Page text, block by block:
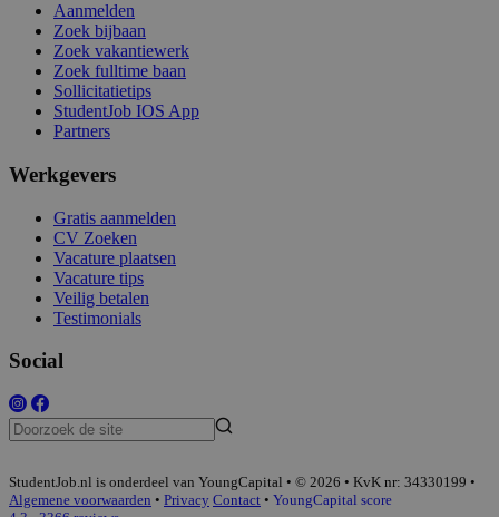
Aanmelden
Zoek bijbaan
Zoek vakantiewerk
Zoek fulltime baan
Sollicitatietips
StudentJob IOS App
Partners
Werkgevers
Gratis aanmelden
CV Zoeken
Vacature plaatsen
Vacature tips
Veilig betalen
Testimonials
Social
StudentJob.nl is onderdeel van YoungCapital • © 2026 • KvK nr: 34330199 •
Algemene voorwaarden • Privacy Contact • YoungCapital score